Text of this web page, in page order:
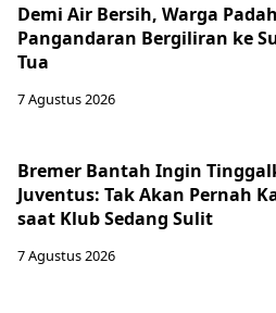
Demi Air Bersih, Warga
Pangandaran Bergiliran ke
Tua
7 Agustus 2026
Bremer Bantah Ingin
Juventus: Tak Akan Pernah
saat Klub Sedang Sulit
7 Agustus 2026